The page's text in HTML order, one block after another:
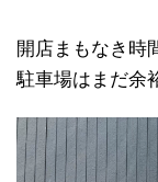
開店まもなき時
駐車場はまだ余